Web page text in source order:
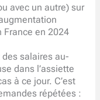
avec un autre) sur
France en 2024
salaires au-
dans l’assiette
à ce jour. C’est
répétées :